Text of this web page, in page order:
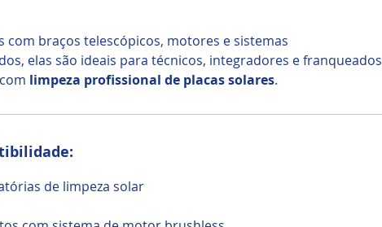
com braços telescópicos, motores e sistemas
elas são ideais para técnicos, integradores e franqueados
limpeza profissional de placas solares.
de limpeza solar